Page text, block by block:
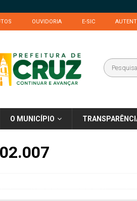
OUVIDORIA E-SIC
O MUNICÍPIO